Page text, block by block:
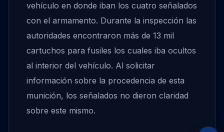
vehículo en donde iban los cuatro señalados
con el armamento. Durante la inspección las
autoridades encontraron más de 13 mil
cartuchos para fusiles los cuales iba ocultos
al interior del vehículo. Al solicitar
información sobre la procedencia de esta
munición, los señalados no dieron claridad
sobre este mismo.